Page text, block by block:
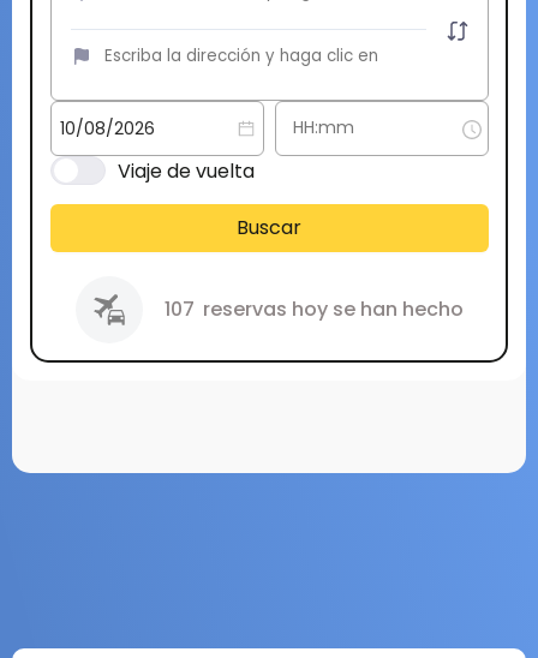
Viaje de vuelta
Buscar
107 reservas hoy se han hecho